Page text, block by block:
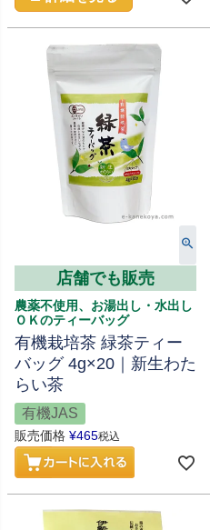
店舗でも販売
農薬不使用、お湯出し・水出し
ＯＫのティーバッグ
有機栽培茶 緑茶ティー
バッグ 4g×20｜新生わた
らい茶
有機JAS
販売価格 ¥465税込